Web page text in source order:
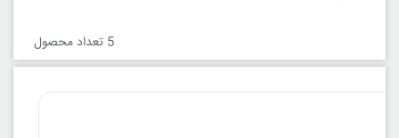
5 تعداد محصول